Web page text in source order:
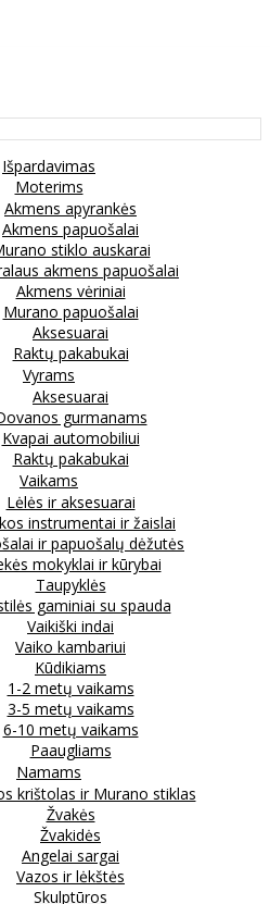
Išpardavimas
Moterims
Akmens apyrankės
Akmens papuošalai
stiklo auskarai
akmens papuošalai
Akmens vėriniai
Murano papuošalai
Aksesuarai
Raktų pakabukai
Vyrams
Aksesuarai
gurmanams
Kvapai automobiliui
Raktų pakabukai
Vaikams
Lėlės ir aksesuarai
instrumentai ir žaislai
ir papuošalų dėžutės
mokyklai ir kūrybai
Taupyklės
gaminiai su spauda
Vaikiški indai
Vaiko kambariui
Kūdikiams
1-2 metų vaikams
3-5 metų vaikams
6-10 metų vaikams
Paaugliams
Namams
krištolas ir Murano stiklas
Žvakės
Žvakidės
Angelai sargai
Vazos ir lėkštės
Skulptūros